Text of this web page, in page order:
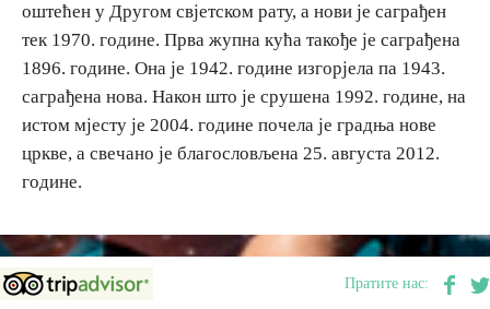
Мултимедија
Фото
Видео
E-Brochure
Откриј Српску
оштећен у Другом свјетском рату, а нови је саграђен
тек 1970. године. Прва жупна кућа такође је саграђена
1896. године. Она је 1942. године изгорјела па 1943.
саграђена нова. Након што је срушена 1992. године, на
истом мјесту је 2004. године почела је градња нове
цркве, а свечано је благословљена 25. августа 2012.
године.
Пратите нас: